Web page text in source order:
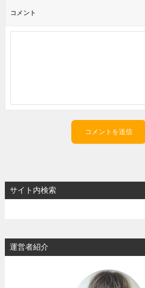
ンコメント
サイト内検索
運営者紹介